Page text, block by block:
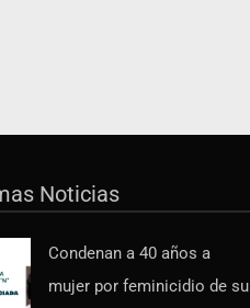
Noticias
Condenan a 40 años a
mujer por feminicidio de su